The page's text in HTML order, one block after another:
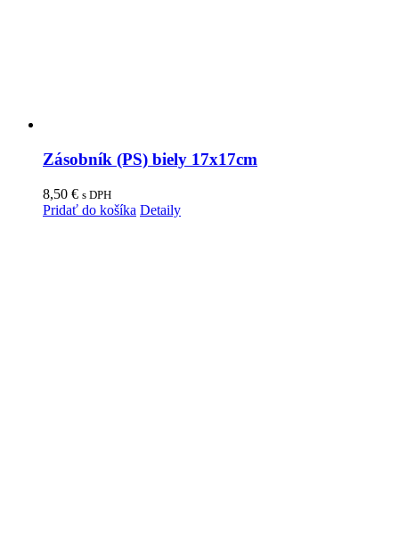
Zásobník (PS) biely 17x17cm
8,50 € s DPH
Pridať do košíka Detaily